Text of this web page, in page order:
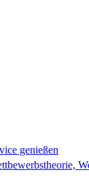
genießen